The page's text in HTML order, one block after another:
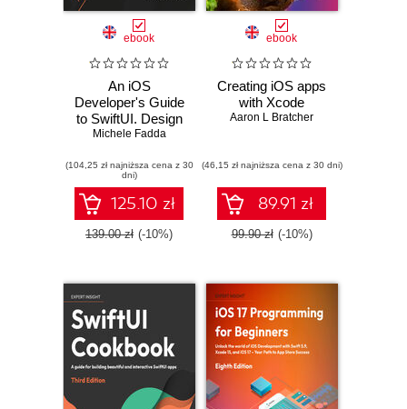
ebook
An iOS
Developer's Guide
to SwiftUI. Design
and build beautiful
easily with
minimum code
Michele Fadda
(104,25 zł najniższa cena z 30
dni)
125.10 zł
139.00 zł (-10%)
ebook
Creating iOS apps
with Xcode
Aaron L Bratcher
(46,15 zł najniższa cena z 30 dni)
89.91 zł
99.90 zł (-10%)